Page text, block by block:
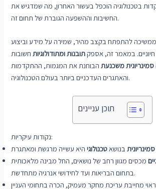
בטכנולוגיה הוכפל בעשור האחרון, מה שמדגיש את
החשיבות וההשפעה הגוברת של תחום זה.
ממשיכה להתפתח בקצב מהיר, שמירה על מידע וביצוע
במאמר זה, אספקתובנות ומתודולוגיותחשובות
משכנעתהבוחנת את המגמות, ההתקדמות
והאתגרים העדכניים ביותר בעולם הטכנולוגיה.
תוכן עניינים
נקודות עיקריות:
סמינריוניתבנושאטכנולוגי
מכסים מגוון רחב של נושאים, החל מבינה מלאכותית
בתחום הבריאות ועד לחידושי אנרגיה מתחדשת.
מחייבת עריכת מחקר מעמיק, הכרה בתחומי העניין